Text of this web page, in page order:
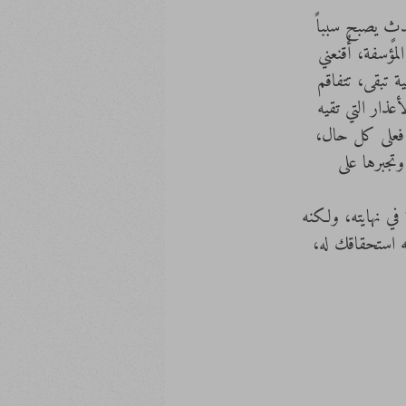
يصبح سبباً
أُقنعني
تبقى، تتفاقم
التي تقيه
فعلى كل حال،
على
نهايته، ولكنه
له،